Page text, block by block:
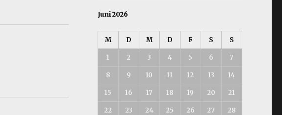
Juni 2026
M D M D F S S
1 2 3 4 5 6 7
8 9 10 11 12 13 14
15 16 17 18 19 20 21
22 23 24 25 26 27 28